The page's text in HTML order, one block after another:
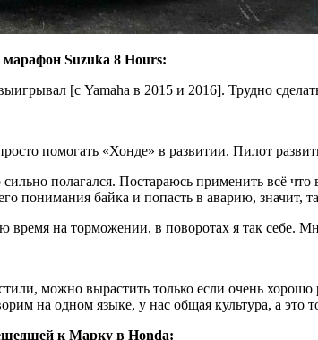
Suzuka 8 Hours:
[с Yamaha в 2015 и 2016]. Трудно
помогать «Хонде» в развитии. Пилот
полагался. Постараюсь применить всё
понимания байка и попасть в аварию, значит,
на торможении, в поворотах я так себе.
можно вырастить только если очень хорошо
на одном языке, у нас общая культура, а это
к Марку в Honda: